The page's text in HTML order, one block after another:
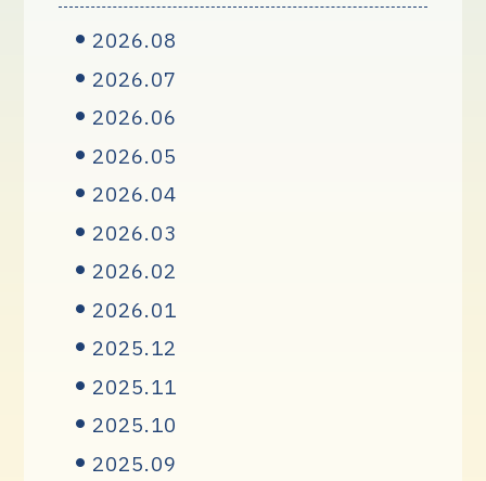
2026.08
2026.07
2026.06
2026.05
2026.04
2026.03
2026.02
2026.01
2025.12
2025.11
2025.10
2025.09